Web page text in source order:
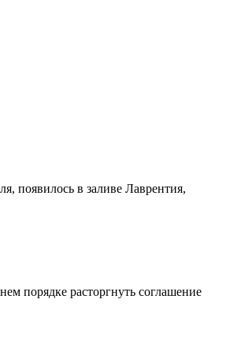
появилось в заливе Лаврентия,
порядке расторгнуть соглашение